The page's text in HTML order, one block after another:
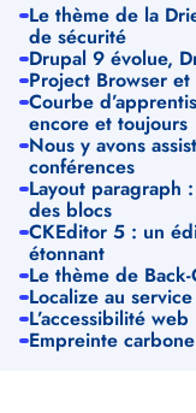
Le thème de la
de sécurité
Drupal 9 évolue,
Project Browser
Courbe
encore et toujours
Nous y avons
conférences
Layout paragraph
des blocs
CKEditor 5 : un
étonnant
Le thème de
Localize au
L’accessibilité
Empreinte